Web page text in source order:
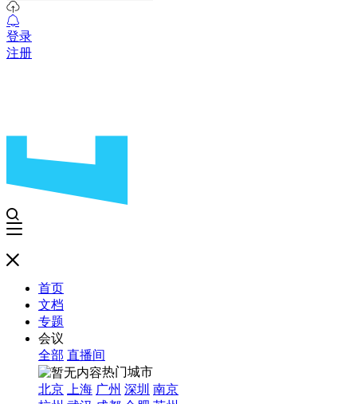
登录
注册
首页
文档
专题
会议
全部 直播间
热门城市
北京
上海 广州 深圳 南京